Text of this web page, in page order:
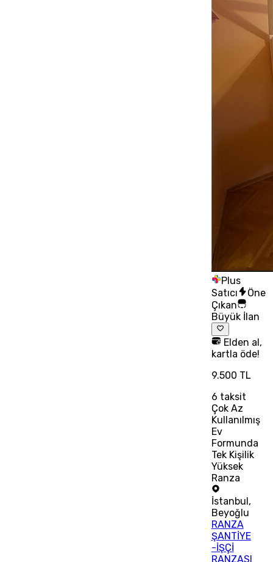
Plus
Satıcı
Öne
Çıkan
Büyük İlan
Elden al,
kartla öde!
9.500 TL
6 taksit
Çok Az
Kullanılmış
Ev
Formunda
Tek Kişilik
Yüksek
Ranza
İstanbul ,
Beyoğlu
RANZA
ŞANTİYE
-İŞÇİ
RANZASI